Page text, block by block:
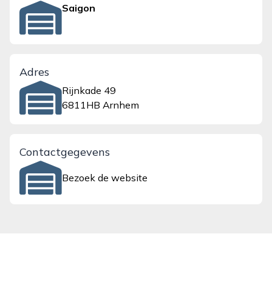
Saigon
Adres
Rijnkade 49
6811HB Arnhem
Contactgegevens
Bezoek de website